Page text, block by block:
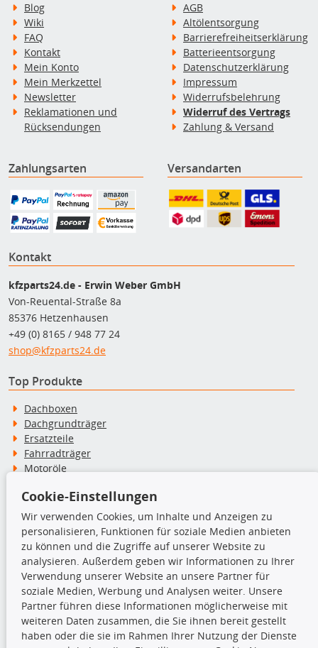
Blog
Wiki
FAQ
Kontakt
Mein Konto
Mein Merkzettel
Newsletter
Reklamationen und
Rücksendungen
AGB
Altölentsorgung
Barrierefreiheitserklärung
Batterieentsorgung
Datenschutzerklärung
Impressum
Widerrufsbelehrung
Widerruf des Vertrags
Zahlung & Versand
Zahlungsarten Versandarten
Kontakt
kfzparts24.de - Erwin Weber GmbH
Von-Reuental-Straße 8a
85376 Hetzenhausen
+49 (0) 8165 / 948 77 24
shop@kfzparts24.de
Top Produkte
Dachboxen
Dachgrundträger
Ersatzteile
Fahrradträger
Motoröle
Schneeketten
TecDoc Inside
Die hier angezeigten Daten insbesondere die gesamte Datenbank dürfen
nicht kopiert werden.
Cookie-Einstellungen
Wir verwenden Cookies, um Inhalte und Anzeigen zu
personalisieren, Funktionen für soziale Medien anbieten
zu können und die Zugriffe auf unserer Website zu
analysieren. Außerdem geben wir Informationen zu Ihrer
Verwendung unserer Website an unsere Partner für
soziale Medien, Werbung und Analysen weiter. Unsere
Partner führen diese Informationen möglicherweise mit
weiteren Daten zusammen, die Sie ihnen bereit gestellt
haben oder die sie im Rahmen Ihrer Nutzung der Dienste